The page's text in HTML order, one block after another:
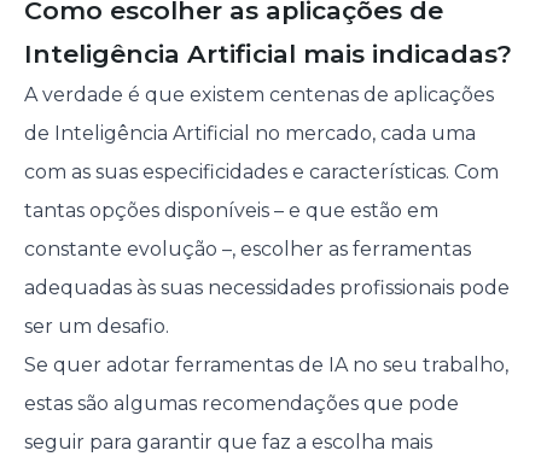
Como escolher as aplicações de
Inteligência Artificial mais indicadas?
A verdade é que existem centenas de aplicações
de Inteligência Artificial no mercado, cada uma
com as suas especificidades e características. Com
tantas opções disponíveis – e que estão em
constante evolução –, escolher as ferramentas
adequadas às suas necessidades profissionais pode
ser um desafio.
Se quer adotar ferramentas de IA no seu trabalho,
estas são algumas recomendações que pode
seguir para garantir que faz a escolha mais